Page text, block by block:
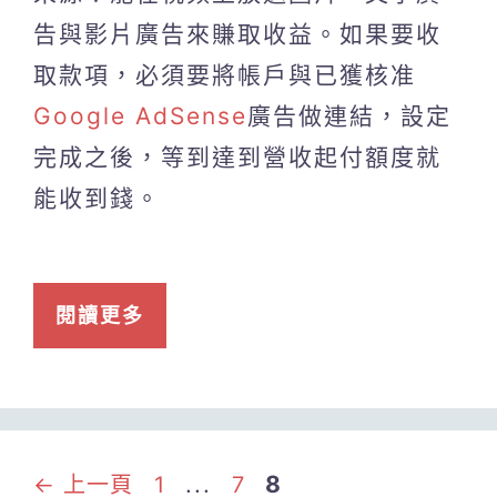
告與影片廣告來賺取收益。如果要收
取款項，必須要將帳戶與已獲核准
Google AdSense廣告做連結，設定
完成之後，等到達到營收起付額度就
能收到錢。
閱讀更多
← 上一頁
頁
1 ...
頁
7
頁
8